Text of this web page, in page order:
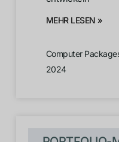
MEHR LESEN »
Computer
2024